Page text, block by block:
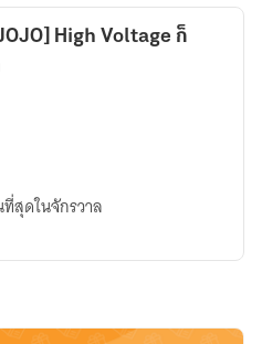
High Voltage ก็
สุดในจักรวาล